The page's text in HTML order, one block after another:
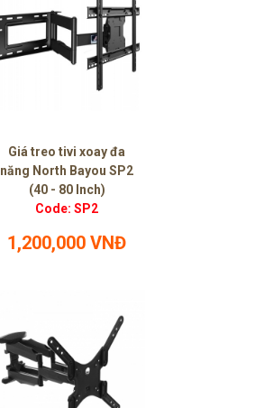
Giá treo tivi xoay đa
năng North Bayou SP2
(40 - 80 Inch)
Code: SP2
1,200,000 VNĐ